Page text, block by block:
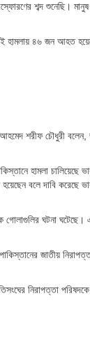
শব্দ শুনেছি।
হামলায় ৪৬ জন আহত
শরীফ চৌধুরী
হামলা চালিয়েছে
বলে দাবি করেছে
গোলাগুলির ঘটনা
জাতীয়
নিরাপত্তা